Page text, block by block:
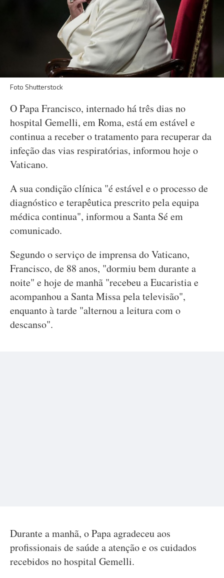
Foto Shutterstock
O Papa Francisco, internado há três dias no
hospital Gemelli, em Roma, está em estável e
continua a receber o tratamento para recuperar da
infeção das vias respiratórias, informou hoje o
Vaticano.
A sua condição clínica "é estável e o processo de
diagnóstico e terapêutica prescrito pela equipa
médica continua", informou a Santa Sé em
comunicado.
Segundo o serviço de imprensa do Vaticano,
Francisco, de 88 anos, "dormiu bem durante a
noite" e hoje de manhã "recebeu a Eucaristia e
acompanhou a Santa Missa pela televisão",
enquanto à tarde "alternou a leitura com o
descanso".
Durante a manhã, o Papa agradeceu aos
profissionais de saúde a atenção e os cuidados
recebidos no hospital Gemelli.